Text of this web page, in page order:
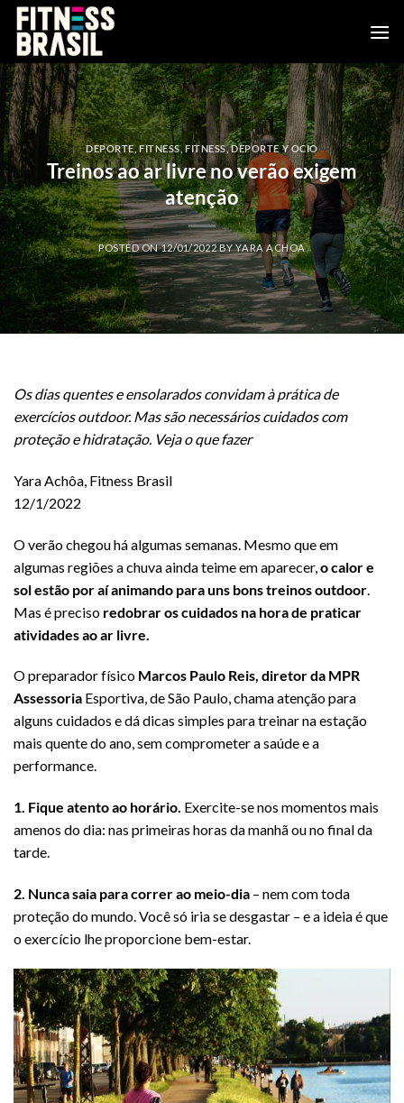
Saltar
contenido
DEPORTE,FITNESS,FITNESS, DEPORTE Y OCIO
Treinos ao ar livre no verão exigem
atenção
POSTED ON12/01/2022BYYARA ACHOA
Os dias quentes e ensolarados convidam à prática de
exercícios outdoor. Mas são necessários cuidados com
proteção e hidratação. Veja o que fazer
Yara Achôa, Fitness Brasil
12/1/2022
O verão chegou há algumas semanas. Mesmo que em
algumas regiões a chuva ainda teime em aparecer, o calor e
sol estão por aí animando para uns bons treinos outdoor
Mas é preciso redobrar os cuidados na hora de praticar
atividades ao ar livre.
O preparador físico Marcos Paulo Reis, diretor da MPR
Assessoria Esportiva, de São Paulo, chama atenção para
alguns cuidados e dá dicas simples para treinar na estação
mais quente do ano, sem comprometer a saúde e a
performance.
1. Fique atento ao horário. Exercite-se nos momentos mais
amenos do dia: nas primeiras horas da manhã ou no final da
tarde.
2. Nunca saia para correr ao meio-dia – nem com toda
proteção do mundo. Você só iria se desgastar – e a ideia é que
o exercício lhe proporcione bem-estar.